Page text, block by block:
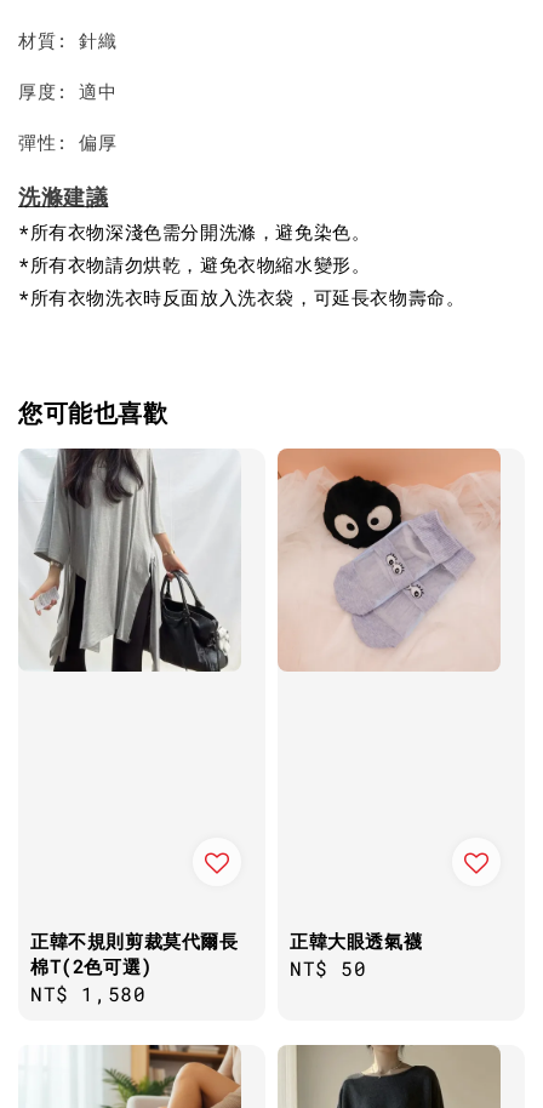
材質: 針織
厚度: 適中
彈性: 偏厚
洗滌建議
*所有衣物深淺色需分開洗滌，避免染色。
*所有衣物請勿烘乾，避免衣物縮水變形。
*所有衣物洗衣時反面放入洗衣袋，可延長衣物壽命。
您可能也喜歡
正韓不規則剪裁莫代爾長
棉T(2色可選)
Regular
NT$ 1,580
正韓大眼透氣襪
Regular
NT$ 50